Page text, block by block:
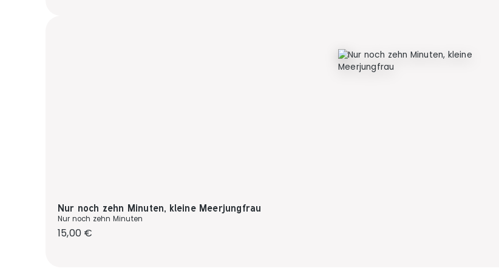
Nur noch zehn Minuten, kleine Meerjungfrau
Nur noch zehn Minuten
Regulärer Preis:
15,00 €